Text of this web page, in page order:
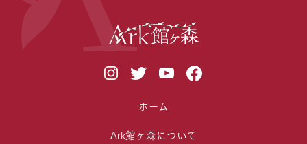
ホーム
Ark館ヶ森について